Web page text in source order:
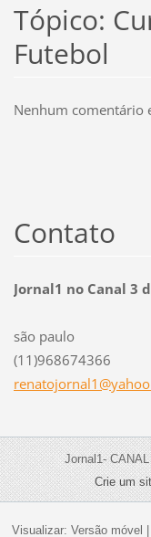
Tópico:
Futebol
Nenhum comentário
Contato
Jornal1 no Canal 3
são paulo
(11)968674366
renatojornal1@ya
Jornal1-
Crie um
Visualizar: Versão móvel |